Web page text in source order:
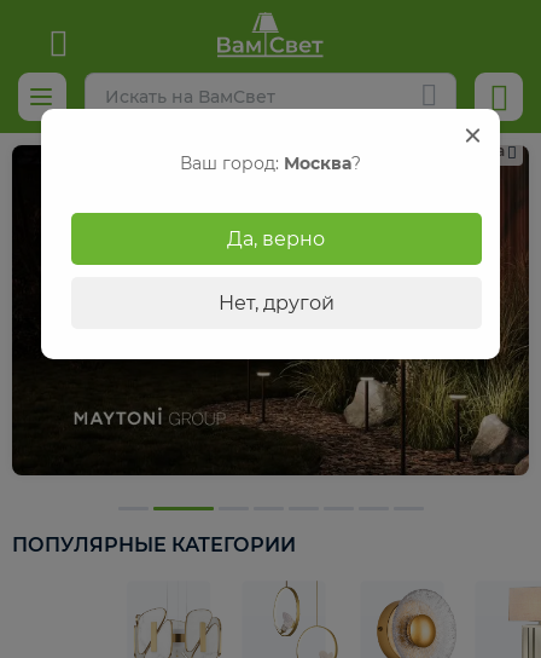
Реклама
ПОПУЛЯРНЫЕ КАТЕГОРИИ
Ваш город: Москва?
Да, верно
Нет, другой